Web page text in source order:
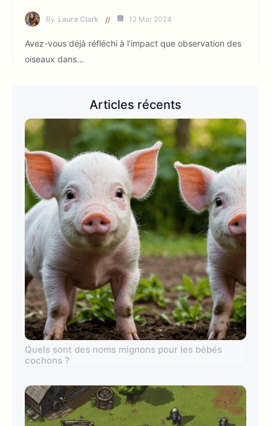
By Laura Clark 12 Mar 2024
Avez-vous déjà réfléchi à l’impact que observation des
oiseaux dans…
Articles récents
Quels sont des noms mignons pour les bébés
cochons ?